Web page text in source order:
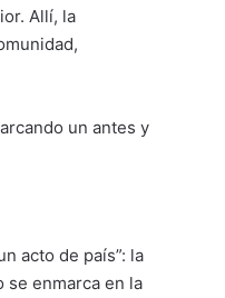
Allí, la
un antes y
acto de país”: la
se enmarca en la